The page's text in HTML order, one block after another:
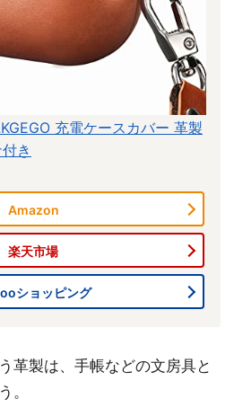
充電ケースカバー 革製
き
Amazon
楽天市場
ショッピング
革製は、手帳などの文房具と
。